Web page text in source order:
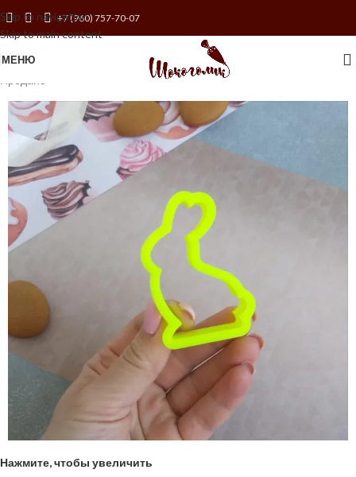
Skip to navigation
Skip to main content
+7 (960) 757-70-07
МЕНЮ
Нажмите, чтобы увеличить